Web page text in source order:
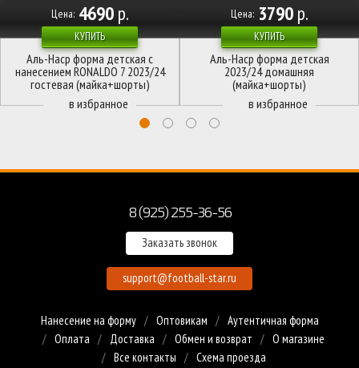
КУПИТЬ
Цена: 4690р.
Аль-Наср форма детская с
нанесением RONALDO 7 2023/24
гостевая (майка+шорты)
КУПИТЬ
Цена: 3790р.
Аль-Наср форма детская
2023/24 домашняя
(майка+шорты)
8 (925) 255-36-56
Заказать звонок
support@football-star.ru
Нанесение на форму Оптовикам
Аутентичная форма
Оплата
Доставка Обмен и возврат
О магазине
Все контакты
Схема проезда